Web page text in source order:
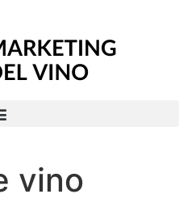
vino